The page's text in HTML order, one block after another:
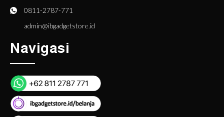
0811-2787-771
admin@ibgadgetstore.id
Navigasi